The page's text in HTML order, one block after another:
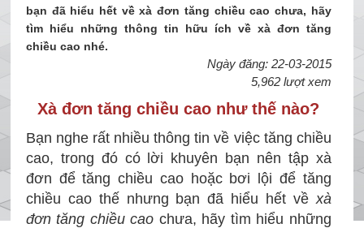
bạn đã hiểu hết về xà đơn tăng chiều cao chưa, hãy
tìm hiểu những thông tin hữu ích về xà đơn tăng
chiều cao nhé.
Ngày đăng: 22-03-2015
5,962 lượt xem
Xà đơn tăng chiều cao như thế nào?
Bạn nghe rất nhiều thông tin về việc tăng chiều
cao, trong đó có lời khuyên bạn nên tập xà
đơn để tăng chiều cao hoặc bơi lội để tăng
chiều cao thế nhưng bạn đã hiểu hết vềxà
đơn tăng chiều cao chưa, hãy tìm hiểu những